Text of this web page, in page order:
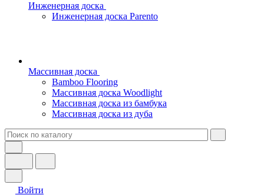
Инженерная доска
Инженерная доска Parento
Массивная доска
Bamboo Flooring
Массивная доска Woodlight
Массивная доска из бамбука
Массивная доска из дуба
Войти